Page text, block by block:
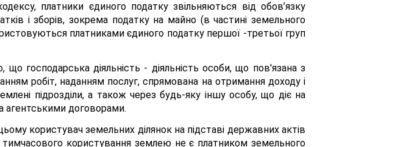
платники єдиного податку звільняються від обов’язку
і зборів, зокрема податку на майно (в частині земельного
платниками єдиного податку першої -третьої груп
господарська діяльність - діяльність особи, що пов'язана з
робіт, наданням послуг, спрямована на отримання доходу і
підрозділи, а також через будь-яку іншу особу, що діє на
агентськими договорами.
користувач земельних ділянок на підставі державних актів
користування землею не є платником земельного